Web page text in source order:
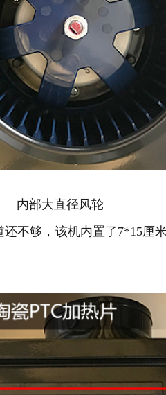
内部大直径风轮
够，该机内置了7*15厘米